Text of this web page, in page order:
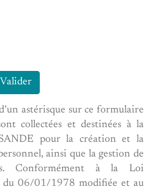
Valider
astérisque sur ce formulaire
collectées et destinées à la
pour la création et la
ainsi que la gestion de
Conformément à la Loi
du 06/01/1978 modifiée et au